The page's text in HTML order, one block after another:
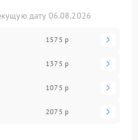
дату 06.08.2026
1575 р
1375 р
1075 р
2075 р